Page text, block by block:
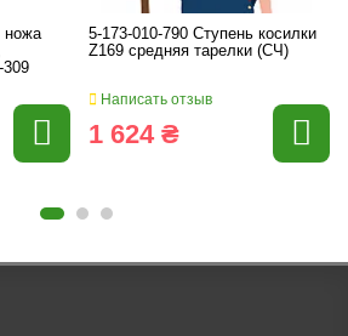
ножа
309
5-173-010-790 Ступень косилки
Z169 средняя тарелки (СЧ)
Написать отзыв
1 624 ₴